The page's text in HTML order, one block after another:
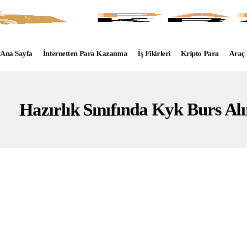
Ana Sayfa İnternetten Para Kazanma İş Fikirleri Kripto Para Araç
Hazırlık Sınıfında Kyk Burs